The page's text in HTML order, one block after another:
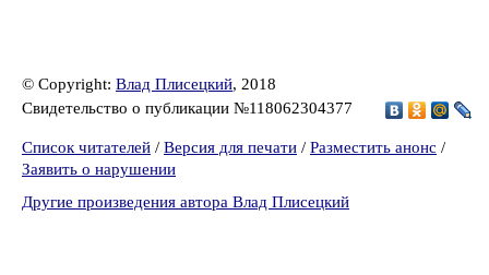
© Copyright: Влад Плисецкий, 2018
Свидетельство о публикации №118062304377
Список читателей / Версия для печати / Разместить анонс /
Заявить о нарушении
Другие произведения автора Влад Плисецкий